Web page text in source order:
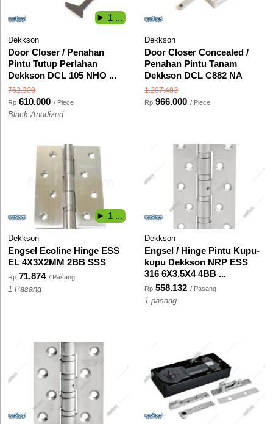
Dekkson
Door Closer / Penahan
Pintu Tutup Perlahan
Dekkson DCL 105 NHO ...
762.300
Rp 610.000 / Piece
Black Anodized
1 ...
Dekkson
Door Closer Concealed /
Penahan Pintu Tanam
Dekkson DCL C882 NA
1.207.483
Rp 966.000 / Piece
Dekkson
Engsel Ecoline Hinge ESS
EL 4X3X2MM 2BB SSS
Rp 71.874 / Pasang
1 Pasang
1 ...
Dekkson
Engsel / Hinge Pintu Kupu-
kupu Dekkson NRP ESS
316 6X3.5X4 4BB ...
Rp 558.132 / Pasang
1 pasang